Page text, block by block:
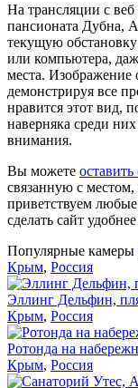
На трансляции с
пансионата Дубна,
текущую
или компьютера,
места. Изображение
демонстрируя все
нравится этот вид,
наверняка среди
внимания.
Вы можете
связанную с
приветствуем
сделать сайт
Популярные камеры
Крым, Россия
Эллинг Дельфин,
Крым, Россия
Ротонда на
Крым, Россия